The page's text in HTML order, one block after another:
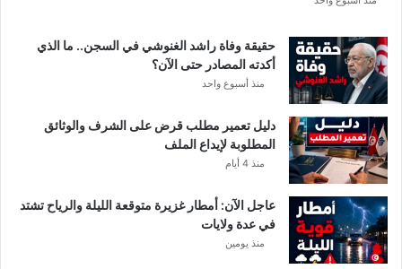
د
و
ر
ي
أ
ب
ط
ا
ل
إ
ف
ر
ي
حقيقة وفاة راشد الغنوشي في السجن.. ما الذي
أكدته المصادر حتى الآن؟
منذ أسبوع واحد
دليل تعمير مطلب قرض على الشرف والوثائق
المطلوبة لإيداع الملف
منذ 4 أيام
عاجل الآن: أمطار غزيرة متوقعة الليلة والرياح تشتد
في عدة ولايات
منذ يومين